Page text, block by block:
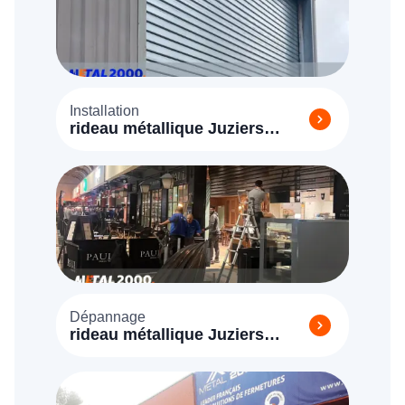
Installation
rideau métallique Juziers
Dépannage
rideau métallique Juziers